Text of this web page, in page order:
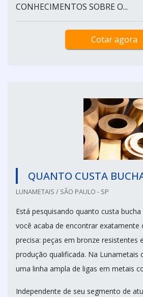
CONHECIMENTOS SOBRE O...
Cotar agora
QUANTO CUSTA
LUNAMETAIS / SÃO PAULO - SP
Está pesquisando quanto custa
você acaba de encontrar exatamente
precisa: peças em bronze resistentes
produção qualificada. Na Lunametais
uma linha ampla de ligas em metais
Independente de seu segmento de